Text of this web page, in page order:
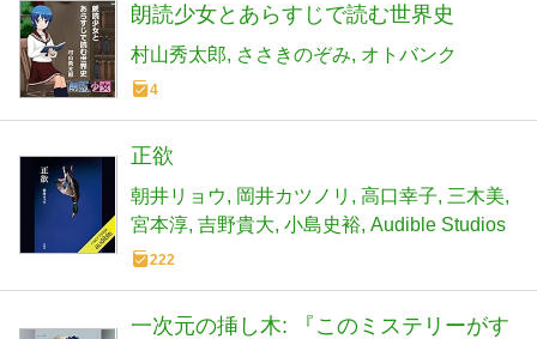
朗読少女とあらすじで読む世界史
村山秀太郎 ささきのぞみ オトバンク
4
正欲
朝井リョウ 岡井カツノリ 高口幸子 三木美
宮本淳 吉野貴大 小島史裕 Audible Studios
222
一次元の挿し木: 『このミステリーがす